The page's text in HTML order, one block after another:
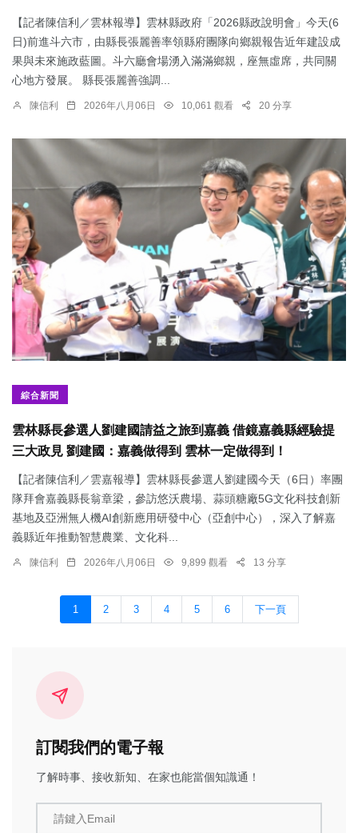
【記者陳信利／雲林報導】雲林縣政府「2026縣政說明會」今天(6
日)前進斗六市，由縣長張麗善率領縣府團隊向鄉親報告近年建設成
果與未來施政藍圖。斗六廳會場湧入滿滿鄉親，座無虛席，共同關
心地方發展。 縣長張麗善強調...
陳信利 2026年八月06日 10,061 觀看 20 分享
綜合新聞
雲林縣長參選人劉建國請益之旅到嘉義 借鏡嘉義縣經驗提
三大政見 劉建國：嘉義做得到 雲林一定做得到！
【記者陳信利／雲嘉報導】雲林縣長參選人劉建國今天（6日）率團
隊拜會嘉義縣長翁章梁，參訪悠沃農場、蒜頭糖廠5G文化科技創新
基地及亞洲無人機AI創新應用研發中心（亞創中心），深入了解嘉
義縣近年推動智慧農業、文化科...
陳信利 2026年八月06日 9,899 觀看 13 分享
1 2 3 4 5 6 下一頁
訂閱我們的電子報
了解時事、接收新知、在家也能當個知識通！
請鍵入Email